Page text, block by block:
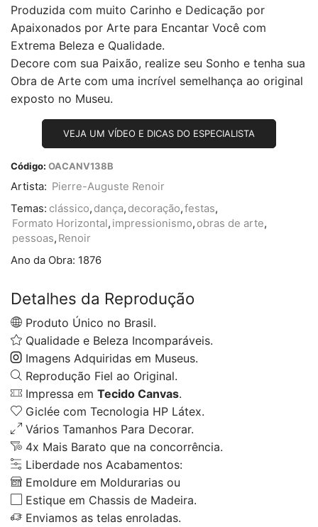
Produzida com muito Carinho e Dedicação por
Apaixonados por Arte para Encantar Você com
Extrema Beleza e Qualidade.
Decore com sua Paixão, realize seu Sonho e tenha sua
Obra de Arte com uma incrível semelhança ao original
exposto no Museu.
VEJA UM VÍDEO E DICAS DO ESPECIALISTA
Código: OACANV138B
Artista: Pierre-Auguste Renoir
Temas: clássico, dança, decoração,festas,
Formato Horizontal, impressionismo, obras de arte,
pessoas, Renoir
Ano da Obra: 1876
Detalhes da Reprodução
Produto Único no Brasil.
Qualidade e Beleza Incomparáveis.
Imagens Adquiridas em Museus.
Reprodução Fiel ao Original.
Impressa em Tecido Canvas.
Giclée com Tecnologia HP Látex.
Vários Tamanhos Para Decorar.
4x Mais Barato que na concorrência.
Liberdade nos Acabamentos:
Emoldure em Moldurarias ou
Estique em Chassis de Madeira.
Enviamos as telas enroladas.